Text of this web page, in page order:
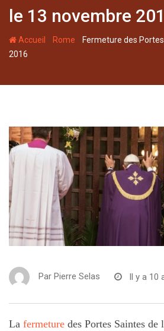
le 13 novembre
Accueil - Rome - Fermeture des
2016
Par Pierre Selas Il y a 10
La fermeture des Portes Saintes